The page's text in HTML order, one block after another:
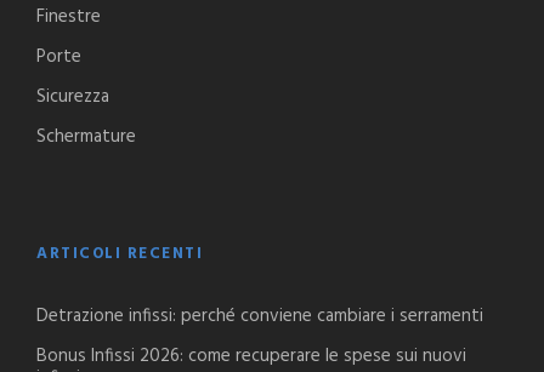
Finestre
Porte
Sicurezza
Schermature
ARTICOLI RECENTI
Detrazione infissi: perché conviene cambiare i serramenti
Bonus Infissi 2026: come recuperare le spese sui nuovi